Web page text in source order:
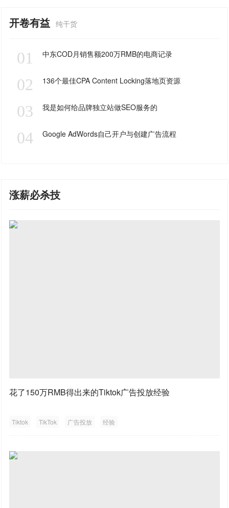
开卷有益 纯干货
01 中东COD月销售额200万RMB的电商记录
02 136个最佳CPA Content Locking落地页资源
03 我是如何给品牌独立站做SEO服务的
04 Google AdWords自己开户与创建广告流程
涨薪必杀技
花了150万RMB得出来的Tiktok广告投放经验
Tiktok TikTok 广告投放 经验